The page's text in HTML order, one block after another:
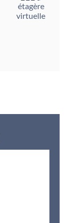
étagère
virtuelle